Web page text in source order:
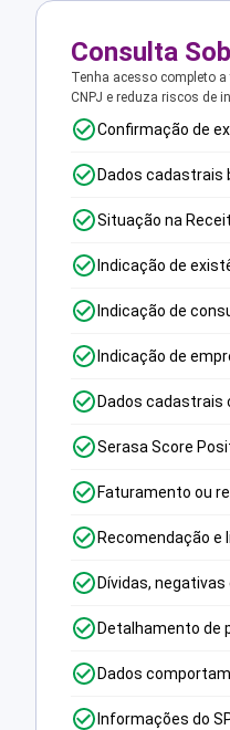
Consulta
Tenha acesso completo
CNPJ e reduza riscos de
Confirmação de
Dados cadastrais
Situação na
Indicação de
Indicação de
Indicação de
Dados cadastrais
Serasa Score
Faturamento ou
Recomendação e
Dívidas,
Detalhamento de
Dados
Informações do